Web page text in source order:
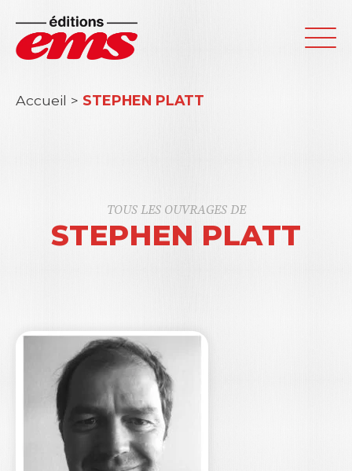
Accueil > STEPHEN PLATT
TOUS LES OUVRAGES DE
STEPHEN PLATT